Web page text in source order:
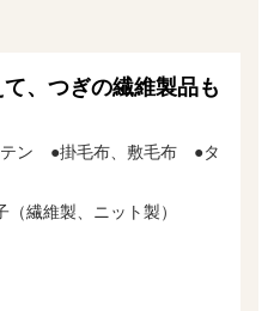
、つぎの繊維製品も
テン ●掛毛布、敷毛布 ●タ
繊維製、ニット製）